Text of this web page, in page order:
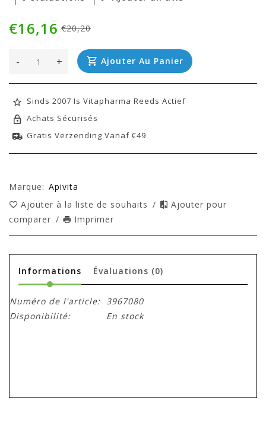
€20,20
€16,16
+
- Ajouter Au Panier
Sinds 2007 Is Vitapharma Reeds Actief
Achats Sécurisés
Gratis Verzending Vanaf €49
Marque: Apivita
Ajouter à la liste de souhaits /
Ajouter pour
comparer / Imprimer
Informations Évaluations (0)
Numéro de l'article: 3967080
Disponibilité:
En stock